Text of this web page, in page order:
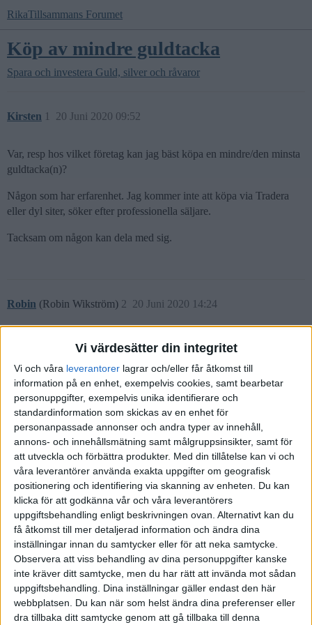
Vi värdesätter din integritet
Vi och våra leverantorer lagrar och/eller får åtkomst till
information på en enhet, exempelvis cookies, samt bearbetar
personuppgifter, exempelvis unika identifierare och
standardinformation som skickas av en enhet för
personanpassade annonser och andra typer av innehåll,
annons- och innehållsmätning samt målgruppsinsikter, samt för
att utveckla och förbättra produkter. Med din tillåtelse kan vi och
våra leverantörer använda exakta uppgifter om geografisk
positionering och identifiering via skanning av enheten. Du kan
klicka för att godkänna vår och våra leverantörers
uppgiftsbehandling enligt beskrivningen ovan. Alternativt kan du
få åtkomst till mer detaljerad information och ändra dina
inställningar innan du samtycker eller för att neka samtycke.
Observera att viss behandling av dina personuppgifter kanske
inte kräver ditt samtycke, men du har rätt att invända mot sådan
uppgiftsbehandling. Dina inställningar gäller endast den här
webbplatsen. Du kan när som helst ändra dina preferenser eller
dra tillbaka ditt samtycke genom att gå tillbaka till denna
RikaTillsammans Forumet
Köp av mindre guldtacka
Spara och investera Guld, silver och råvaror
Kirsten 20 Juni 2020 09:52
1
Var, resp hos vilket företag kan jag bäst köpa en mindre/den minsta
guldtacka(n)?
Någon som har erfarenhet. Jag kommer inte att köpa via Tradera
eller dyl siter, söker efter professionella säljare.
Tacksam om någon kan dela med sig.
Robin (Robin Wikström) 20 Juni 2020 14:24
2
Har själv köpt via Tavex.se och har funkat utmärkt, paketet är
försäkrat tills du tar ut det och kundservicen har funkat utmärkt.
Tavex finns även som fysisk butik i Stockholm.
Jan rekommenderar Libertysilver.se i dennaartikeln, funkar nog
likadant!
Liknande ämnen du kan gilla
Ämne Svar Visningar
Aktivitet
Köpa fysiskt guld
Guld, silver och råvaror
1 1319
14 April
2020
Sälja smycken i guld
21 April